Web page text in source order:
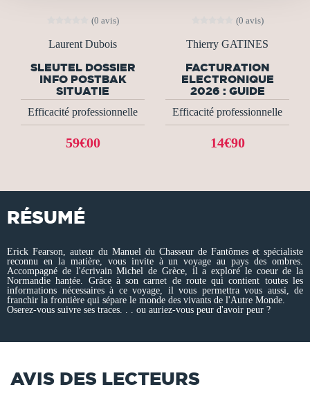
(0 avis)
Laurent Dubois
SLEUTEL DOSSIER
INFO POSTBAK
SITUATIE
Efficacité professionnelle
59€00
(0 avis)
Thierry GATINES
FACTURATION
ELECTRONIQUE
2026 : GUIDE
Efficacité professionnelle
14€90
RÉSUMÉ
Erick Fearson, auteur du Manuel du Chasseur de Fantômes et spécialiste
reconnu en la matière, vous invite à un voyage au pays des ombres.
Accompagné de l'écrivain Michel de Grèce, il a exploré le coeur de la
Normandie hantée. Grâce à son carnet de route qui contient toutes les
informations nécessaires à ce voyage, il vous permettra vous aussi, de
franchir la frontière qui sépare le monde des vivants de l'Autre Monde.
Oserez-vous suivre ses traces. . . ou auriez-vous peur d'avoir peur ?
AVIS DES LECTEURS